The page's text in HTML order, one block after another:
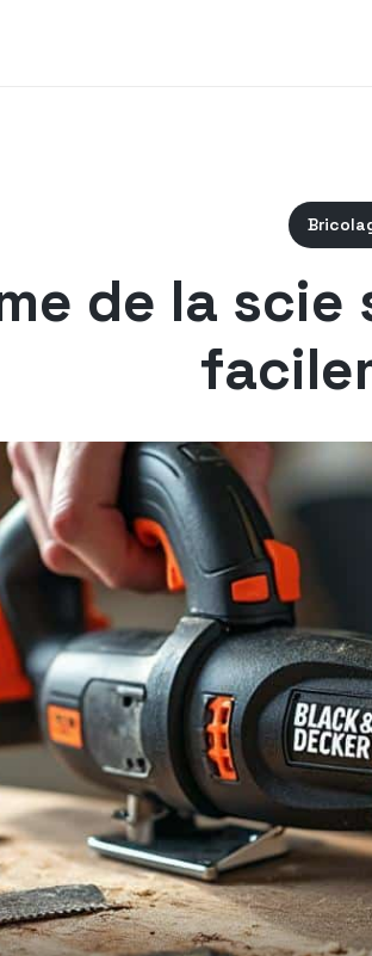
de la